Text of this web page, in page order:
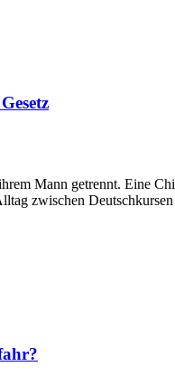
Mann getrennt. Eine
zwischen